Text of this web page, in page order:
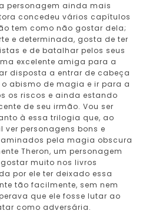
personagem ainda mais
concedeu vários capítulos
tem como não gostar dela;
e determinada, gosta de ter
e de batalhar pelos seus
excelente amiga para a
disposta a entrar de cabeça
abismo de magia e ir para a
os riscos e ainda estando
de seu irmão. Vou ser
à essa trilogia que, ao
personagens bons e
pela magia obscura
Theron, um personagem
muito nos livros
por ele ter deixado essa
tão facilmente, sem nem
que ele fosse lutar ao
como adversária.